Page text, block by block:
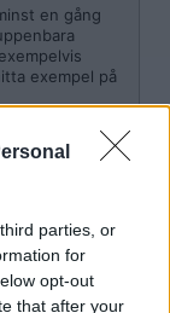
parties, or
for
opt-out
that after your
en gång
exempel på
i Politik: Utri
där
tillåts vara kvar
fel värderingar